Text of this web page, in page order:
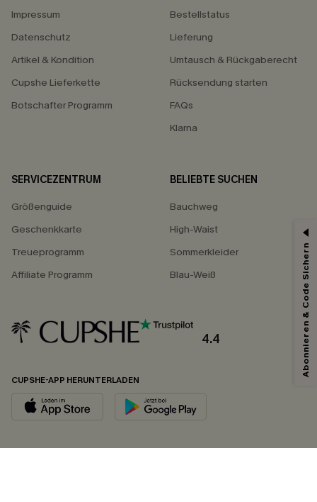
Impressum
Datenschutz
Artikel & Kondition
Cupshe Lieferkette
Botschafter Programm
Bestellstatus
Lieferung
Umtausch & Rückgaberecht
Rücksendung starten
FAQs
Klarna
SERVICEZENTRUM
Größenguide
Geschenkkarte
Treueprogramm
Affiliate Programm
BELIEBTE SUCHEN
Bauchweg
High-Waist
Sommerkleider
Blau-Weiß
4.4
CUPSHE-APP HERUNTERLADEN
Abonnieren & Code Sichern